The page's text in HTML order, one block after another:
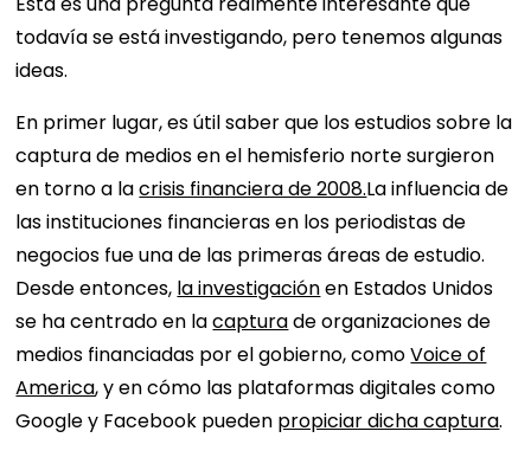
todavía se está investigando, pero tenemos algunas
ideas.
En primer lugar, es útil saber que los estudios sobre la
captura de medios en el hemisferio norte surgieron
en torno a lacrisis financiera de 2008.La influencia de
las instituciones financieras en los periodistas de
negocios fue una de las primeras áreas de estudio.
Desde entonces, la investigaciónen Estados Unidos
se ha centrado en lacapturade organizaciones de
medios financiadas por el gobierno, comoVoice of
America, y en cómo las plataformas digitales como
Google y Facebook pueden propiciar dicha captura.